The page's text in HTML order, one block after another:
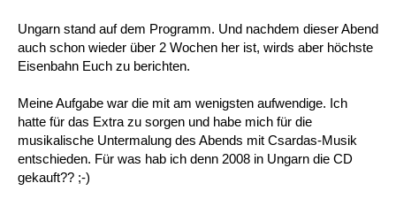
Ungarn stand auf dem Programm. Und nachdem dieser Abend
auch schon wieder über 2 Wochen her ist, wirds aber höchste
Eisenbahn Euch zu berichten.
Meine Aufgabe war die mit am wenigsten aufwendige. Ich
hatte für das Extra zu sorgen und habe mich für die
musikalische Untermalung des Abends mit Csardas-Musik
entschieden. Für was hab ich denn 2008 in Ungarn die CD
gekauft?? ;-)